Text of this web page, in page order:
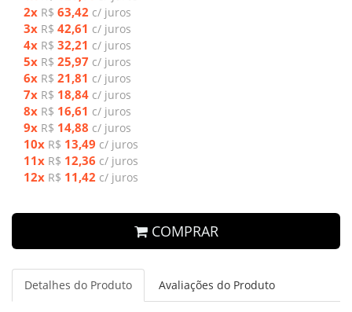
2x R$ 63,42 c/ juros
3x R$ 42,61 c/ juros
4x R$ 32,21 c/ juros
5x R$ 25,97 c/ juros
6x R$ 21,81 c/ juros
7x R$ 18,84 c/ juros
8x R$ 16,61 c/ juros
9x R$ 14,88 c/ juros
10x R$ 13,49 c/ juros
11x R$ 12,36 c/ juros
12x R$ 11,42 c/ juros
COMPRAR
Detalhes do Produto Avaliações do Produto